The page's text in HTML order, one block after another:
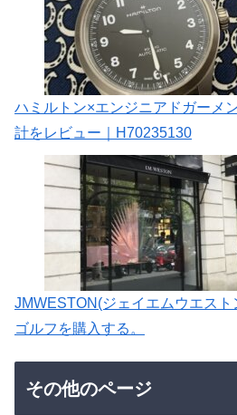
ハミルトン×エンジニアドガーメ
計をレビュー｜H70235130
JMWESTON(ジェイエムウエス
ゴルフを購入する。
その他のページ